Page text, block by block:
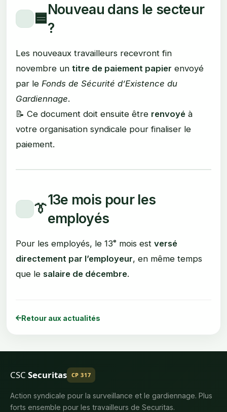
🟦
Nouveau dans le secteur
?
Les nouveaux travailleurs recevront fin
novembre untitre de paiement papier envoyé
par le Fonds de Sécurité d’Existence du
Gardiennage.
📝 Ce document doit ensuite être renvoyé à
votre organisation syndicale pour finaliser le
paiement.
👔
13e mois pour les
employés
Pour les employés, le 13ᵉ mois estversé
directement par l’employeur, en même temps
que le salaire de décembre.
Retour aux actualités
CSC Securitas CP 317
Action syndicale pour la surveillance et le gardiennage. Plus
forts ensemble pour les travailleurs de Securitas.